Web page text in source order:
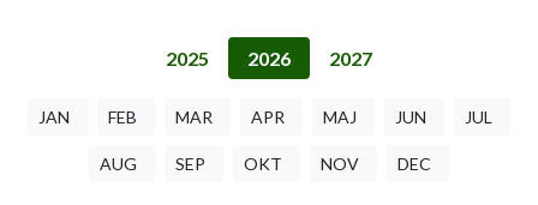
2025 2026 2027
JAN FEB MAR APR MAJ JUN JUL
AUG SEP OKT NOV DEC